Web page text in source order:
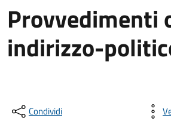
Provvedimenti
indirizzo-
Condividi